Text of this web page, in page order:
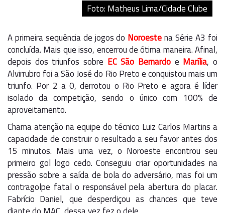
Foto: Matheus Lima/Cidade Clube
A primeira sequência de jogos do Noroestena Série A3 foi
concluída. Mais que isso, encerrou de ótima maneira. Afinal,
depois dos triunfos sobre EC São Bernardo e Marília, o
Alvirrubro foi a São José do Rio Preto e conquistou mais um
triunfo. Por 2 a 0, derrotou o Rio Preto e agora é líder
isolado da competição, sendo o único com 100% de
aproveitamento.
Chama atenção na equipe do técnico Luiz Carlos Martins a
capacidade de construir o resultado a seu favor antes dos
15 minutos. Mais uma vez, o Noroeste encontrou seu
primeiro gol logo cedo. Conseguiu criar oportunidades na
pressão sobre a saída de bola do adversário, mas foi um
contragolpe fatal o responsável pela abertura do placar.
Fabrício Daniel, que desperdiçou as chances que teve